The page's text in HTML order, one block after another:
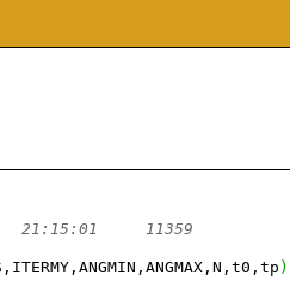
05/02    21:15:01     11359
)